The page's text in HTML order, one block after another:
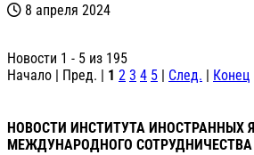
8 апреля 2024
Новости 1 - 5 из 195
Начало | Пред. | 1 2 3 4 5 | След. | Конец
НОВОСТИ ИНСТИТУТА ИНОСТРАННЫХ
МЕЖДУНАРОДНОГО СОТРУДНИЧЕСТВА